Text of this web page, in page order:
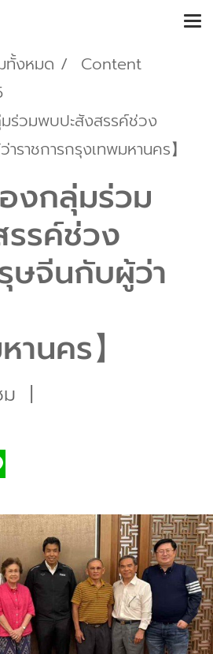
ทั้งหมด
Content
มร่วมพบปะสังสรรค์ช่วง
ราชการกรุงเทพมหานคร】
องกลุ่มร่วม
รค์ช่วง
ษจีนกับผู้ว่า
นคร】
ม |